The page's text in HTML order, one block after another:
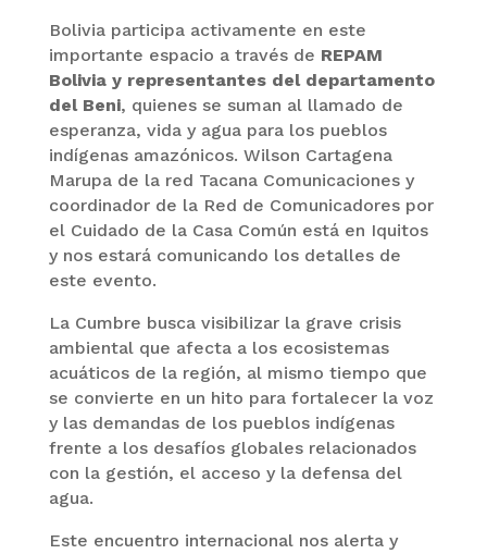
Bolivia participa activamente en este
importante espacio a través de REPAM
Bolivia y representantes del departamento
del Beni, quienes se suman al llamado de
esperanza, vida y agua para los pueblos
indígenas amazónicos. Wilson Cartagena
Marupa de la red Tacana Comunicaciones y
coordinador de la Red de Comunicadores por
el Cuidado de la Casa Común está en Iquitos
y nos estará comunicando los detalles de
este evento.
La Cumbre busca visibilizar la grave crisis
ambiental que afecta a los ecosistemas
acuáticos de la región, al mismo tiempo que
se convierte en un hito para fortalecer la voz
y las demandas de los pueblos indígenas
frente a los desafíos globales relacionados
con la gestión, el acceso y la defensa del
agua.
Este encuentro internacional nos alerta y